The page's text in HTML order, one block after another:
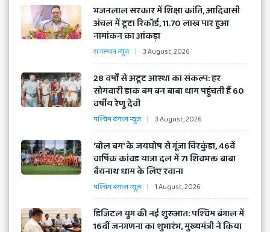
भजनलाल सरकार में शिक्षा क्रांति, आदिवासी
अंचल में टूटा रिकॉर्ड, 11.70 लाख पार हुआ
नामांकन का आंकड़ा
राजस्थान न्यूज़ 3 August, 2026
​28 वर्षों से अटूट आस्था का संकल्प: हर
सोमवारी डाक बम बन बाबा धाम पहुंचती हैं 60
वर्षीय रेणु देवी
पश्चिम बंगाल न्यूज़ 3 August, 2026
​'बोल बम' के जयघोष से गूंजा चिरकुंडा, 46वें
वार्षिक कांवड यात्रा दल में 71 शिवभक्त बाबा
बैद्यनाथ धाम के लिए रवाना
पश्चिम बंगाल न्यूज़ 1 August, 2026
​डिजिटल युग की नई शुरुआत: पश्चिम बंगाल में
16वीं जनगणना का शुभारंभ, मुख्यमंत्री ने किया